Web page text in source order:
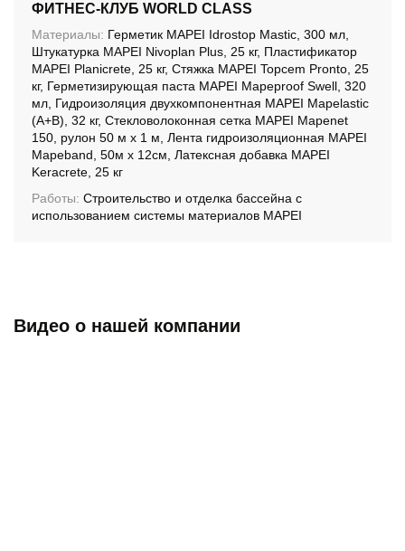
ФИТНЕС-КЛУБ WORLD CLASS
Материалы: Герметик MAPEI Idrostop Mastic, 300 мл,
Штукатурка MAPEI Nivoplan Plus, 25 кг, Пластификатор
MAPEI Planicrete, 25 кг, Стяжка MAPEI Topcem Pronto, 25
кг, Герметизирующая паста MAPEI Mapeproof Swell, 320
мл, Гидроизоляция двухкомпонентная MAPEI Mapelastic
(А+B), 32 кг, Стекловолоконная сетка MAPEI Mapenet
150, рулон 50 м х 1 м, Лента гидроизоляционная MAPEI
Mapeband, 50м x 12см, Латексная добавка MAPEI
Keracrete, 25 кг
Работы: Строительство и отделка бассейна с
использованием системы материалов MAPEI
Видео о нашей компании